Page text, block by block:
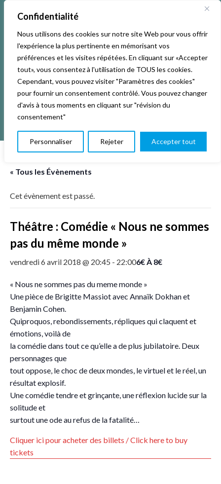
Confidentialité
Nous utilisons des cookies sur notre site Web pour vous offrir
l'expérience la plus pertinente en mémorisant vos
préférences et les visites répétées. En cliquant sur «Accepter
tout», vous consentez à l'utilisation de TOUS les cookies.
Cependant, vous pouvez visiter "Paramètres des cookies"
pour fournir un consentement contrôlé. Vous pouvez changer
d'avis à tous moments en cliquant sur "révision du
consentement"
Personnaliser Rejeter Accepter tout
« Tous les Évènements
Cet évènement est passé.
Théâtre : Comédie « Nous ne sommes
pas du même monde »
vendredi 6 avril 2018 @ 20:45 - 22:006€ À 8€
« Nous ne sommes pas du meme monde »
Une pièce de Brigitte Massiot avec Annaïk Dokhan et
Benjamin Cohen.
Quiproquos, rebondissements, répliques qui claquent et
émotions, voilà de
la comédie dans tout ce qu’elle a de plus jubilatoire. Deux
personnages que
tout oppose, le choc de deux mondes, le virtuel et le réel, un
résultat explosif.
Une comédie tendre et grinçante, une réflexion lucide sur la
solitude et
surtout une ode au refus de la fatalité…
Cliquer ici pour acheter des billets / Click here to buy
tickets